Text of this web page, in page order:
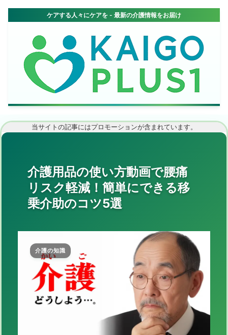
当サイトの記事にはプロモーションが含まれています。
介護用品の使い方動画で腰痛
リスク軽減！簡単にできる移
乗介助のコツ5選
介護の知識